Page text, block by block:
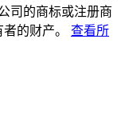
司的商标或注册商
的财产。 查看所